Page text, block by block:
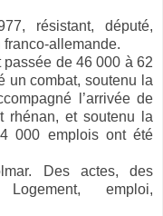
résistant, député,
allemande.
de 46 000 à 62
un combat, soutenu la
l’arrivée de
rhénan, et soutenu la
000 emplois ont été
Des actes, des
emploi,